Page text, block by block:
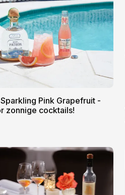
Pink Grapefruit -
zonnige cocktails!